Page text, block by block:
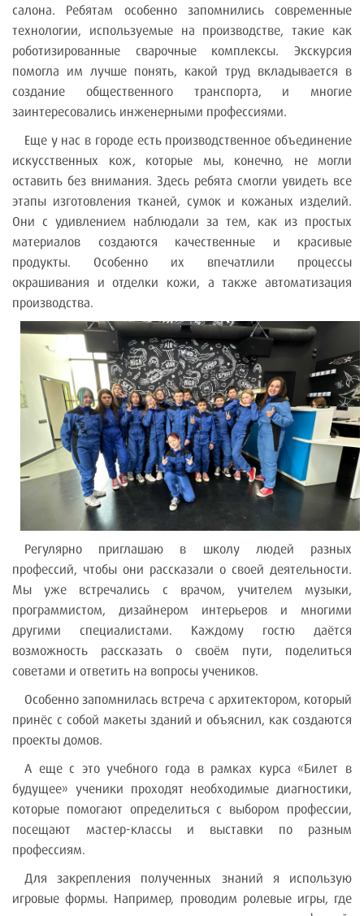
салона. Ребятам особенно запомнились современные
технологии, используемые на производстве, такие как
роботизированные сварочные комплексы. Экскурсия
помогла им лучше понять, какой труд вкладывается в
создание общественного транспорта, и многие
заинтересовались инженерными профессиями.
Еще у нас в городе есть производственное объединение
искусственных кож, которые мы, конечно, не могли
оставить без внимания. Здесь ребята смогли увидеть все
этапы изготовления тканей, сумок и кожаных изделий.
Они с удивлением наблюдали за тем, как из простых
материалов создаются качественные и красивые
продукты. Особенно их впечатлили процессы
окрашивания и отделки кожи, а также автоматизация
производства.
Регулярно приглашаю в школу людей разных
профессий, чтобы они рассказали о своей деятельности.
Мы уже встречались с врачом, учителем музыки,
программистом, дизайнером интерьеров и многими
другими специалистами. Каждому гостю даётся
возможность рассказать о своём пути, поделиться
советами и ответить на вопросы учеников.
Особенно запомнилась встреча с архитектором, который
принёс с собой макеты зданий и объяснил, как создаются
проекты домов.
А еще с это учебного года в рамках курса «Билет в
будущее» ученики проходят необходимые диагностики,
которые помогают определиться с выбором профессии,
посещают мастер-классы и выставки по разным
профессиям.
Для закрепления полученных знаний я использую
игровые формы. Например, проводим ролевые игры, где